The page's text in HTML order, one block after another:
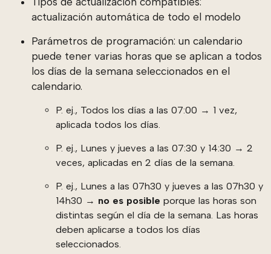
actualización automática de todo el modelo
Parámetros de programación: un calendario
puede tener varias horas que se aplican a todos
los días de la semana seleccionados en el
calendario.
P. ej., Todos los días a las 07:00 → 1 vez,
aplicada todos los días.
P. ej., Lunes y jueves a las 07:30 y 14:30 → 2
veces, aplicadas en 2 días de la semana.
P. ej., Lunes a las 07h30 y jueves a las 07h30 y
14h30 → no es posible porque las horas son
distintas según el día de la semana. Las horas
deben aplicarse a todos los días
seleccionados.